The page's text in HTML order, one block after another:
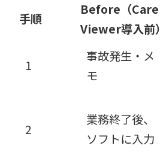
手順
Before（Care
Viewer導入前）
1
事故発生・メ
モ
2
業務終了後、
ソフトに入力